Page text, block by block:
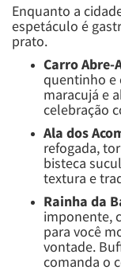
Enquanto a
espetáculo é
prato.
Carro Abre-
quentinho e
maracujá e
celebração
Ala dos
refogada,
bisteca
textura e
Rainha da
imponente,
para você
vontade.
comanda o